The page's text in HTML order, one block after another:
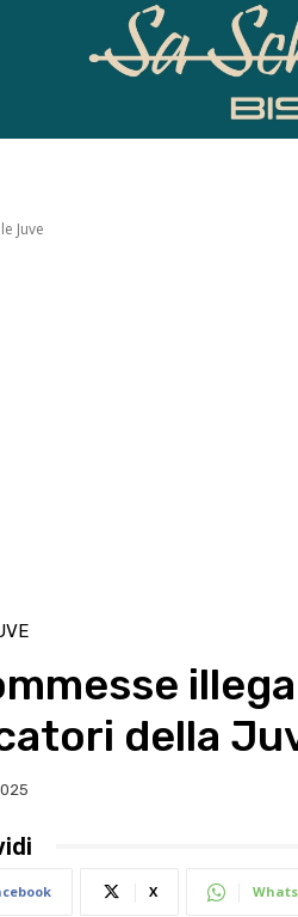
Juve
della
X